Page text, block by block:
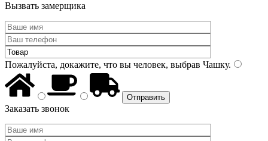
Вызвать замерщика
Пожалуйста, докажите, что вы человек, выбрав Чашку.
Заказать звонок